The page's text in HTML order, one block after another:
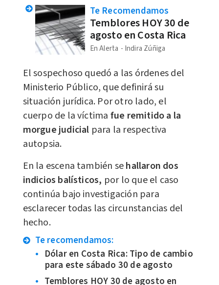
Te Recomendamos
Temblores HOY 30 de
agosto en Costa Rica
En Alerta Indira Zúñiga
El sospechoso quedó a las órdenes del
Ministerio Público, que definirá su
situación jurídica. Por otro lado, el
cuerpo de la víctima fue remitido a la
morgue judicial para la respectiva
autopsia.
En la escena también sehallaron dos
indicios balísticos, por lo que el caso
continúa bajo investigación para
esclarecer todas las circunstancias del
hecho.
Te recomendamos:
Dólar en Costa Rica: Tipo de cambio
para este sábado 30 de agosto
Temblores HOY 30 de agosto en